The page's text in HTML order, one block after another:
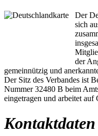
Der
sich
der
gemeinnützig und
Der Sitz des Verbandes ist
Nummer 32480 B beim
eingetragen und arbeitet auf
Kontaktdaten